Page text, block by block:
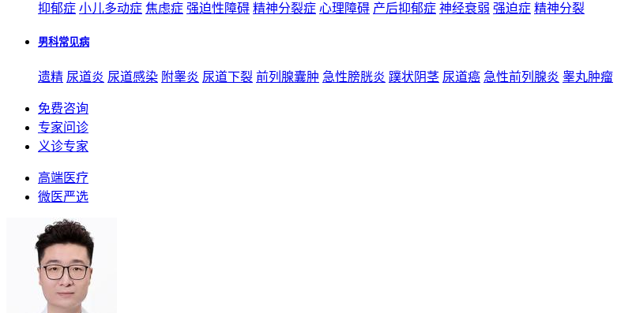
抑郁症 小儿多动症 焦虑症 强迫性障碍 精神分裂症 心理障碍 产后抑郁症 神经衰弱 强迫症 精神分裂
男科常见病
遗精 尿道炎 尿道感染 附睾炎 尿道下裂 前列腺囊肿 急性膀胱炎 蹼状阴茎 尿道癌 急性前列腺炎 睾丸肿瘤
免费咨询
专家问诊
义诊专家
高端医疗
微医严选